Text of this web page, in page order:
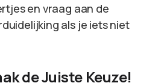
en vraag aan de
als je iets niet
de Juiste Keuze!